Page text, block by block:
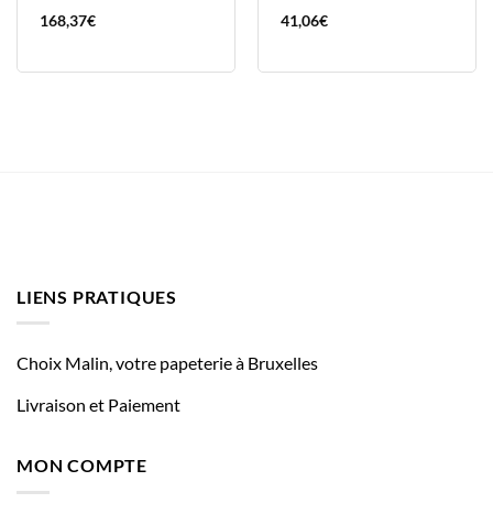
168,37€ 41,06€
LIENS PRATIQUES
Choix Malin, votre papeterie à Bruxelles
Livraison et Paiement
MON COMPTE